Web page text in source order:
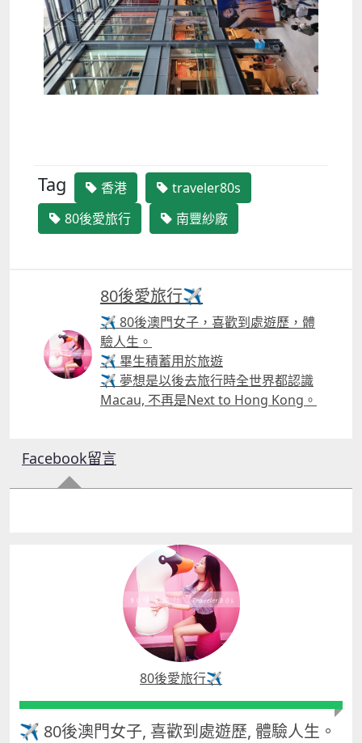
Tag 香港
traveler80s
80後愛旅行
南豐紗廠
80後愛旅行✈️
✈ 80後澳門女子，喜歡到處遊歷，體
驗人生。
✈ 畢生積蓄用於旅遊
✈ 夢想是以後去旅行時全世界都認識
Macau, 不再是Next to Hong Kong。
Facebook留言
80後愛旅行✈️
✈ 80後澳門女子, 喜歡到處遊歷, 體驗人生。